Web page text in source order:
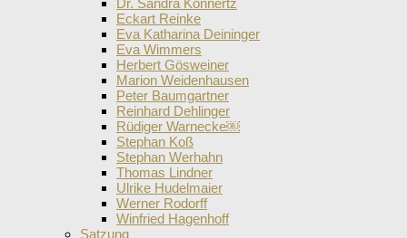
Dr. Sandra Konnertz
Eckart Reinke
Eva Katharina Deininger
Eva Wimmers
Herbert Gösweiner
Marion Weidenhausen
Peter Baumgartner
Reinhard Dehlinger
Rüdiger Warnecke￼
Stephan Koß
Stephan Werhahn
Thomas Lindner
Ulrike Hudelmaier
Werner Rodorff
Winfried Hagenhoff
Satzung